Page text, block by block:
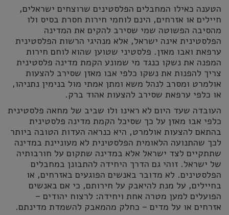
הטענה כאילו המחבלים הפלסטינים שרוצחים ישראלים,
חיילים או אזרחים, הינם לוחמי חירות חסרת בסיס ולו
מהסיבה הפשוטה שמי שסירב להקים את המדינה
הפלסטינית אינה ישראל, אלא מנהיגי הרשות הפלסטינית
ערפאת ואבו מאזן. פלסטיני שטוען שהוא לוחם חירות
המפנה את נשקו כנגד מי שמונע הקמת מדינה פלסטינית
צריך להפנות את נשקו כלפי אבו מאזן שסירב להצעות
אולמרט ומסרב לנהל משא ומתן אמתי מול בנימין נתניהו,
או כלפי ערפאת שסירב להצעות אהוד ברק.
העובדה שעד היום לא ראינו ולו שביב של מחאה פלסטינית
כלפי אבו מאזן על כך שסיכל הקמת מדינה פלסטינית
בהתאם להצעות אולמרט, היא כנראה העדות הטובה ביותר
לכך שהתנועה הלאומית הפלסטינית לא מעוניינת במדינה
שתתקיים לצד ישראל אלא במדינה שתקום על חורבותיה
של ישראל. זוהי גם הדרך היחידה להתבונן במחבלים
הפלסטינים. לא מדובר באנשים הפוגעים באזרחים, או
בחיילים, על מנת להיאבק על חירותם, כי אם באנשים
הפועלים למען מטרה אחת ויחידה: לרצוח יהודים –
אזרחים או על מדים – כחלק מהמאבק להשמדת מדינתם.